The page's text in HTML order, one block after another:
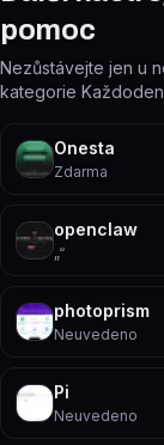
pomoc
Nezůstávejte jen u
kategorie
Onesta
Zdarma
openclaw
„“
photoprism
Neuvedeno
Pi
Neuvedeno